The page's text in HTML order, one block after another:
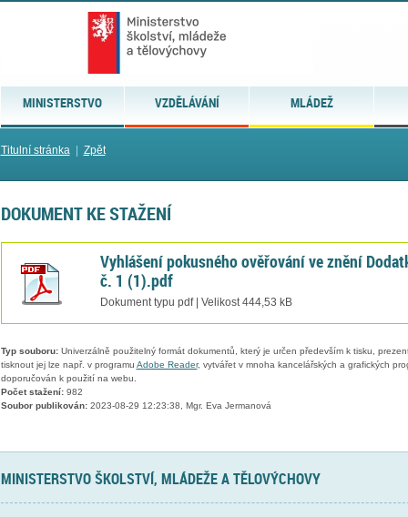
MINISTERSTVO VZDĚLÁVÁNÍ MLÁDEŽ
Titulní stránka| Zpět
DOKUMENT KE STAŽENÍ
Vyhlášení pokusného ověřování ve znění
č. 1 (1).pdf
Dokument typu pdf | Velikost 444,53 kB
Typ souboru:Univerzálně použitelný formát dokumentů, který je určen především k tisku,
tisknout jej lze např. v programu Adobe Reader, vytvářet v mnoha kancelářských a grafických
doporučován k použití na webu.
Počet stažení:982
Soubor publikován:2023-08-29 12:23:38, Mgr. Eva Jermanová
MINISTERSTVO ŠKOLSTVÍ, MLÁDEŽE A TĚLOVÝCHOVY